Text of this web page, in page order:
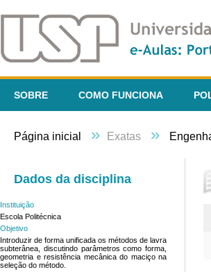
SOBRE COMO FUNCIONA
Página inicial » Exatas »
Dados da disciplina
Instituição
Escola Politécnica
Objetivo
Introduzir de forma unificada os métodos de lavra
subterânea, discutindo parâmetros como forma,
geometria e resistência mecânica do maciço na
seleção do método.